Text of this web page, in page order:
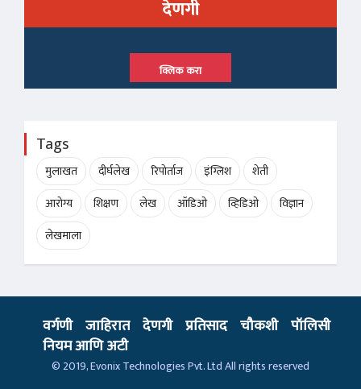
देणगी
क्लिक करा
Tags
मुलाखत दीर्घलेख रिपोर्ताज इंग्लिश
शेती
आरोग्य
शिक्षण लेख ऑडिओ व्हिडिओ
विज्ञान
लेखमाला
वर्गणी जाहिरात देणगी प्रतिसाद चौकशी पॉलिसी
नियम आणि अटी
© 2019,Evonix Technologies Pvt. LtdAll rights reserved